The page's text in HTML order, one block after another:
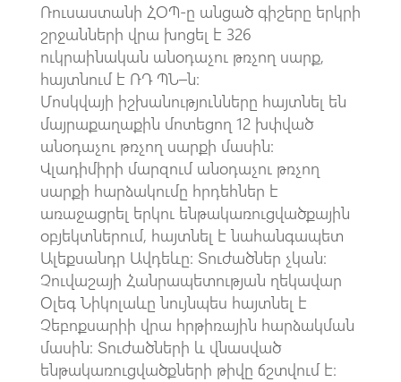
Ռուսաստանի ՀՕՊ-ը անցած գիշերը երկրի
շրջանների վրա խոցել է 326
ուկրաինական անօդաչու թռչող սարք,
հայտնում է ՌԴ ՊՆ–ն։
Մոսկվայի իշխանությունները հայտնել են
մայրաքաղաքին մոտեցող 12 խփված
անօդաչու թռչող սարքի մասին:
Վլադիմիրի մարզում անօդաչու թռչող
սարքի հարձակումը հրդեհներ է
առաջացրել երկու ենթակառուցվածքային
օբյեկտներում, հայտնել է նահանգապետ
Ալեքսանդր Ավդեևը: Տուժածներ չկան։
Չուվաշայի Հանրապետության ղեկավար
Օլեգ Նիկոլաևը նույնպես հայտնել է
Չեբոքսարիի վրա հրթիռային հարձակման
մասին: Տուժածների և վնասված
ենթակառուցվածքների թիվը ճշտվում է։